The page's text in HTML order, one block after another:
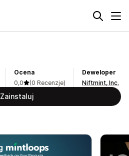
Ocena
0,0
(0 Recenzje)
Deweloper
Niftmint, Inc.
Zainstaluj